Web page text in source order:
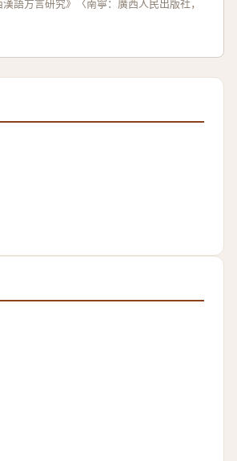
語方言研究》〈南寧：廣西人民出版社，